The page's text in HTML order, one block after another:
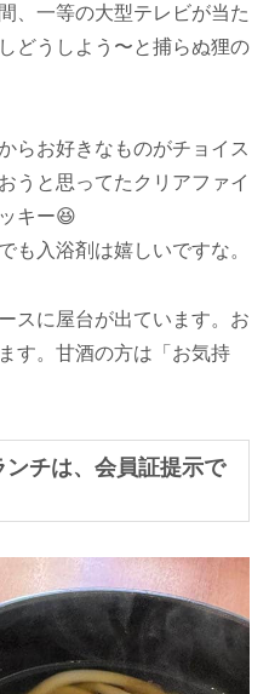
、一等の大型テレビが当た
どうしよう〜と捕らぬ狸の
らお好きなものがチョイス
うと思ってたクリアファイ
キー😆
も入浴剤は嬉しいですな。
スに屋台が出ています。お
す。甘酒の方は「お気持
チは、会員証提示で